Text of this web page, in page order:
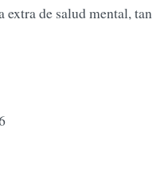
extra de salud mental, tan